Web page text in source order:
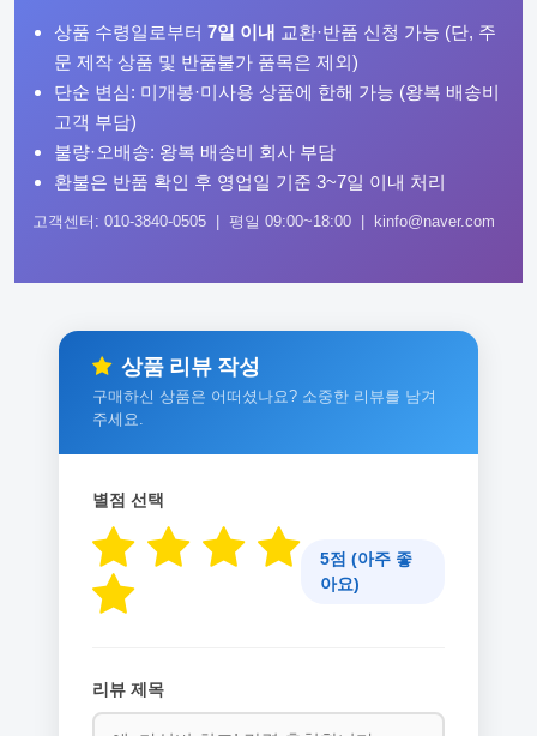
상품 수령일로부터 7일 이내 교환·반품 신청 가능 (단, 주
문 제작 상품 및 반품불가 품목은 제외)
단순 변심: 미개봉·미사용 상품에 한해 가능 (왕복 배송비
고객 부담)
불량·오배송: 왕복 배송비 회사 부담
환불은 반품 확인 후 영업일 기준 3~7일 이내 처리
고객센터: 010-3840-0505 | 평일 09:00~18:00 | kinfo@naver.com
상품 리뷰 작성
구매하신 상품은 어떠셨나요? 소중한 리뷰를 남겨
주세요.
별점 선택
5점 (아주 좋
아요)
리뷰 제목